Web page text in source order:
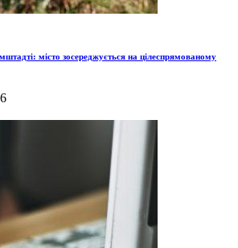
місто зосереджується на цілеспрямованому